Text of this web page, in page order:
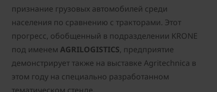
признание грузовых автомобилей среди
населения по сравнению с тракторами. Этот
прогресс, обобщенный в подразделении KRONE
под именем AGRILOGISTICS, предприятие
демонстрирует также на выставке Agritechnica в
этом году на специально разработанном